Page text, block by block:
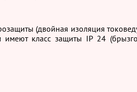
(двойная изоляция
класс защиты IP 24